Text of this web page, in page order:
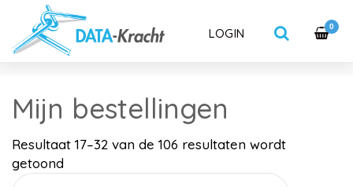
LOGIN 0
Mijn bestellingen
Resultaat 17–32 van de 106 resultaten wordt
getoond